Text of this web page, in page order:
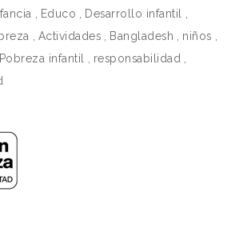
, Educo , Desarrollo infantil ,
, Actividades , Bangladesh , niños ,
Pobreza infantil , responsabilidad ,